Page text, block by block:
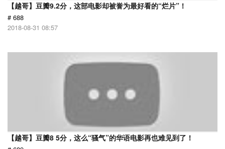
【越哥】豆瓣9.2分，这部电影却被誉为最好看的“烂片”！
# 688
2018-08-31 08:57
【越哥】豆瓣8 5分，这么“骚气”的华语电影再也难见到了！